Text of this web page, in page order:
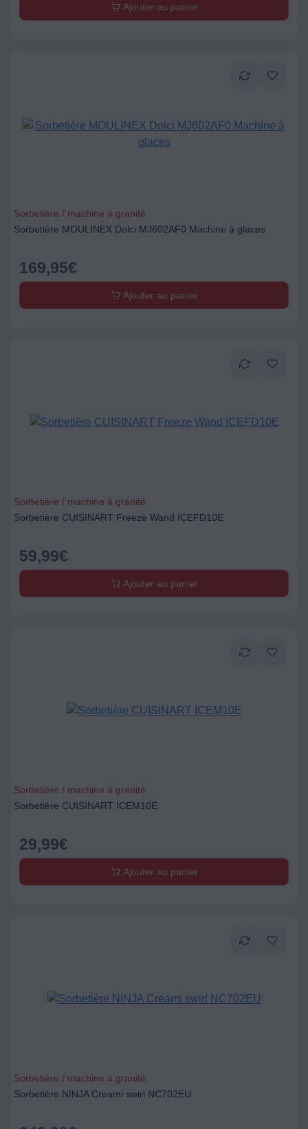
Ajouter au panier
Sorbetière / machine à granité
Sorbetière MOULINEX Dolci MJ602AF0 Machine à glaces
169,95€
Ajouter au panier
Sorbetière / machine à granité
Sorbetière CUISINART Freeze Wand ICEFD10E
59,99€
Ajouter au panier
Sorbetière / machine à granité
Sorbetière CUISINART ICEM10E
29,99€
Ajouter au panier
Sorbetière / machine à granité
Sorbetière NINJA Creami swirl NC702EU